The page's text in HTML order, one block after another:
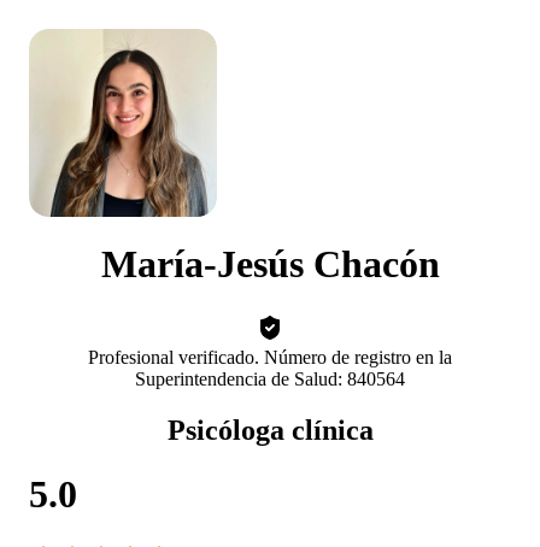
María-Jesús Chacón
Profesional verificado. Número de registro en la
Superintendencia de Salud: 840564
Psicóloga clínica
5.0